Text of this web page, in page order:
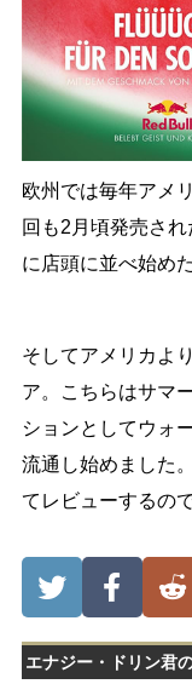
欧州では毎年アメ
回も2月頃発売さ
に店頭に並べ始め
そしてアメリカよ
ア。こちらはサマ
ションとしてウォ
流通し始めました
てレビューするの
エナジー・ドリン君